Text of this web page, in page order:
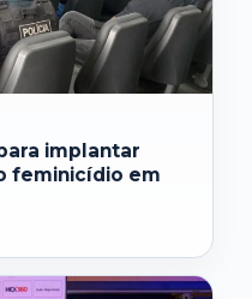
implantar
feminicídio em